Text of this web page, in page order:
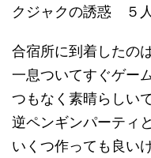
クジャクの誘惑 ５
合宿所に到着したの
一息ついてすぐゲー
つもなく素晴らしい
逆ペンギンパーティ
いくつ作っても良い